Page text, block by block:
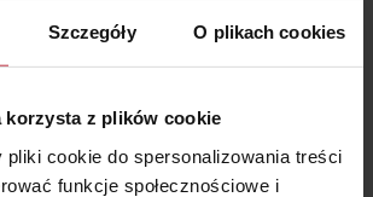
Szczegóły O plikach cookies
korzysta z plików cookie
cookie do spersonalizowania treści
funkcje społecznościowe i
tej sekcji, ponieważ nie jesteś